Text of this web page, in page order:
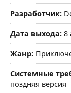
Разработчик:
Дата выхода: 8
Жанр:
Системные
поздняя версия